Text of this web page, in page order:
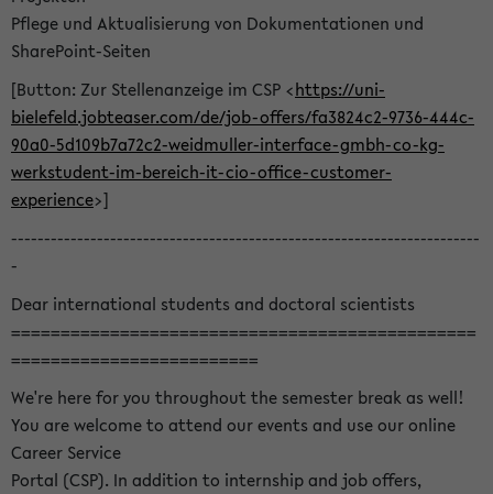
Pflege und Aktualisierung von Dokumentationen und
SharePoint-Seiten
[Button: Zur Stellenanzeige im CSP <https://uni-
bielefeld.jobteaser.com/de/job-offers/fa3824c2-9736-444c-
90a0-5d109b7a72c2-weidmuller-interface-gmbh-co-kg-
werkstudent-im-bereich-it-cio-office-customer-
experience>]
-----------------------------------------------------------------------
-
Dear international students and doctoral scientists
===============================================
=========================
We're here for you throughout the semester break as well!
You are welcome to attend our events and use our online
Career Service
Portal (CSP). In addition to internship and job offers,